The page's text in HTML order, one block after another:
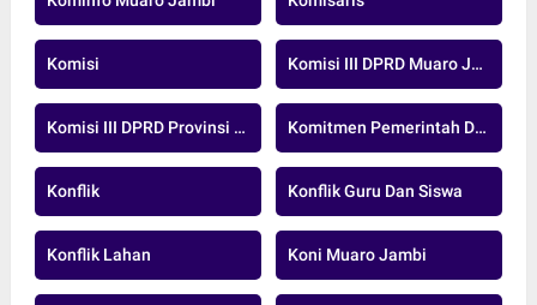
Komisi Komisi III DPRD Muaro Jambi
Komisi III DPRD Provinsi Jambi Komitmen Pemerintah Daerah
Konflik Konflik Guru Dan Siswa
Konflik Lahan Koni Muaro Jambi